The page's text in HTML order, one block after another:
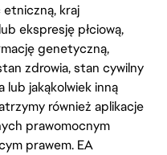
etniczną, kraj
ekspresję płciową,
genetyczną,
zdrowia, stan cywilny
jakąkolwiek inną
również aplikacje
prawomocnym
prawem. EA